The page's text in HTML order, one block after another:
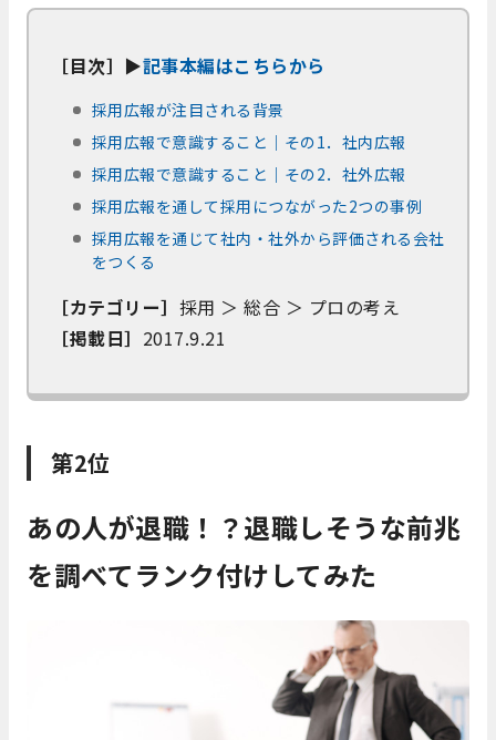
［目次］▶記事本編はこちらから
採用広報が注目される背景
採用広報で意識すること｜その1．社内広報
採用広報で意識すること｜その2．社外広報
採用広報を通して採用につながった2つの事例
採用広報を通じて社内・社外から評価される会社
をつくる
［カテゴリー］ 採用 ＞ 総合 ＞ プロの考え
［掲載日］ 2017.9.21
第2位
あの人が退職！？退職しそうな前兆
を調べてランク付けしてみた